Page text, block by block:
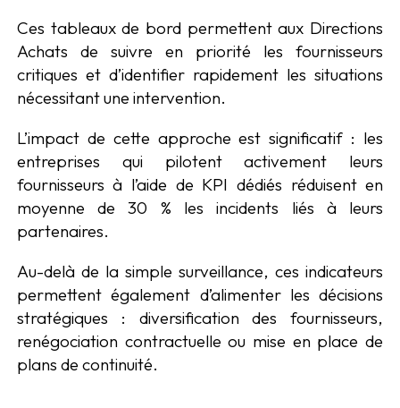
Ces tableaux de bord permettent aux Directions
Achats de suivre en priorité les fournisseurs
critiques et d’identifier rapidement les situations
nécessitant une intervention.
L’impact de cette approche est significatif : les
entreprises qui pilotent activement leurs
fournisseurs à l’aide de KPI dédiés réduisent en
moyenne de 30 % les incidents liés à leurs
partenaires.
Au-delà de la simple surveillance, ces indicateurs
permettent également d’alimenter les décisions
stratégiques : diversification des fournisseurs,
renégociation contractuelle ou mise en place de
plans de continuité.